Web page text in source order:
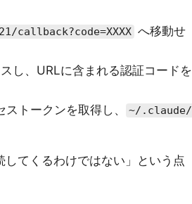
callback?code=XXXX へ移動せ
し、URLに含まれる認証コードを
トークンを取得し、
~/.claude/
てくるわけではない」という点